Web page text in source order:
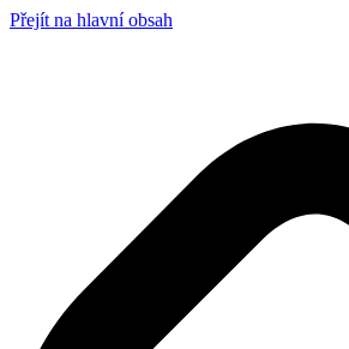
Přejít na hlavní obsah